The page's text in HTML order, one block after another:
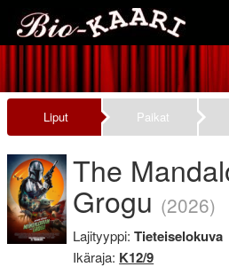
Liput Paikat
The
Grogu (2026)
Lajityyppi:Tieteiselokuva
Ikäraja: K12/9